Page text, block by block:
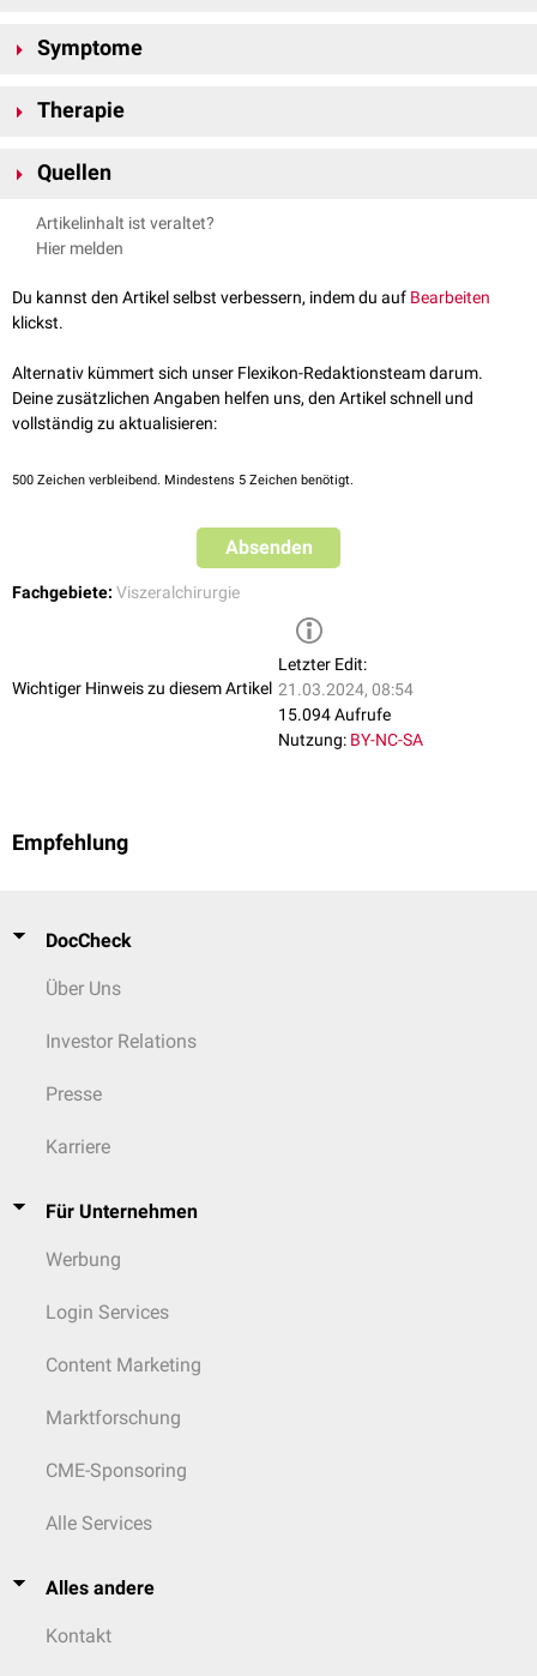
Cholezystolithiasis
Gallenblasenempyem
Trauma
Symptome
leichten Bauchschmerzen bis hin zu Symptomen einer generalisierten
Bauchschmerzen
Abwehrspannung
Ileus
Therapie
Patienten benötigen in der Regel
Quellen
Pschyrembel - Gallenblasenperforation
12.12.2021
Artikelinhalt ist veraltet?
Hier melden
Du kannst den Artikel selbst verbessern, indem du auf Bearbeiten
klickst.
Alternativ kümmert sich unser Flexikon-Redaktionsteam darum.
Deine zusätzlichen Angaben helfen uns, den Artikel schnell und
vollständig zu aktualisieren:
500 Zeichen verbleibend. Mindestens 5 Zeichen benötigt.
Absenden
Fachgebiete: Viszeralchirurgie
Wichtiger Hinweis zu diesem Artikel
Letzter Edit:
21.03.2024, 08:54
15.094 Aufrufe
Nutzung: BY-NC-SA
Empfehlung
DocCheck
Über Uns
Investor Relations
Presse
Karriere
Für Unternehmen
Werbung
Login Services
Content Marketing
Marktforschung
CME-Sponsoring
Alle Services
Alles andere
Kontakt